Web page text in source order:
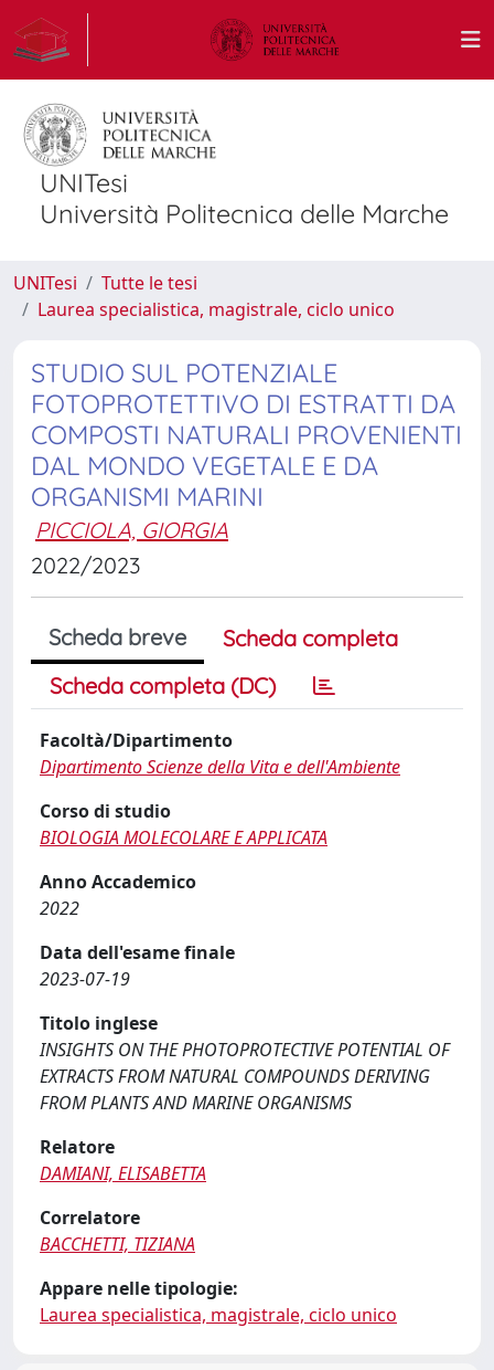
UNITesi
Università Politecnica delle Marche
UNITesi
Tutte le tesi
Laurea specialistica, magistrale, ciclo unico
STUDIO SUL POTENZIALE
FOTOPROTETTIVO DI ESTRATTI DA
COMPOSTI NATURALI PROVENIENTI
DAL MONDO VEGETALE E DA
ORGANISMI MARINI
PICCIOLA, GIORGIA
2022/2023
Scheda breve
Scheda completa
Scheda completa (DC)
Facoltà/Dipartimento
Dipartimento Scienze della Vita e dell'Ambiente
Corso di studio
BIOLOGIA MOLECOLARE E APPLICATA
Anno Accademico
2022
Data dell'esame finale
2023-07-19
Titolo inglese
INSIGHTS ON THE PHOTOPROTECTIVE POTENTIAL OF
EXTRACTS FROM NATURAL COMPOUNDS DERIVING
FROM PLANTS AND MARINE ORGANISMS
Relatore
DAMIANI, ELISABETTA
Correlatore
BACCHETTI, TIZIANA
Appare nelle tipologie:
Laurea specialistica, magistrale, ciclo unico